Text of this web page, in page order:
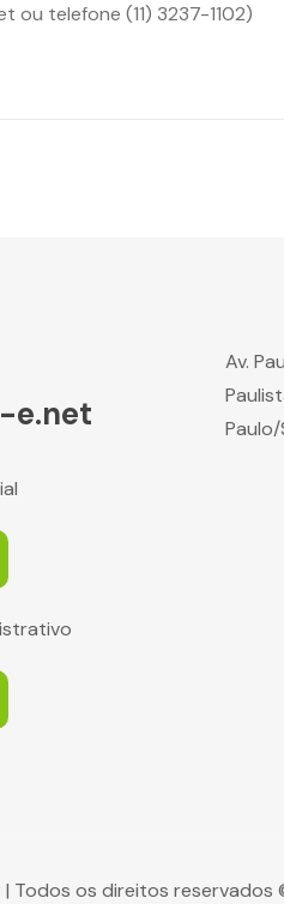
telefone (11) 3237-1102)
e.net
Av.
Paulo/
| Todos os direitos